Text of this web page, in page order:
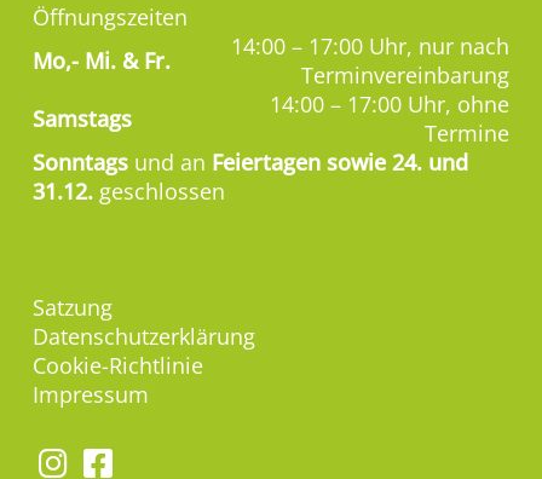
Öffnungszeiten
Mo,- Mi. & Fr.
14:00 – 17:00 Uhr, nur nach
Terminvereinbarung
Samstags
14:00 – 17:00 Uhr, ohne
Termine
Sonntags und an Feiertagen sowie 24. und
31.12. geschlossen
Satzung
Datenschutzerklärung
Cookie-Richtlinie
Impressum